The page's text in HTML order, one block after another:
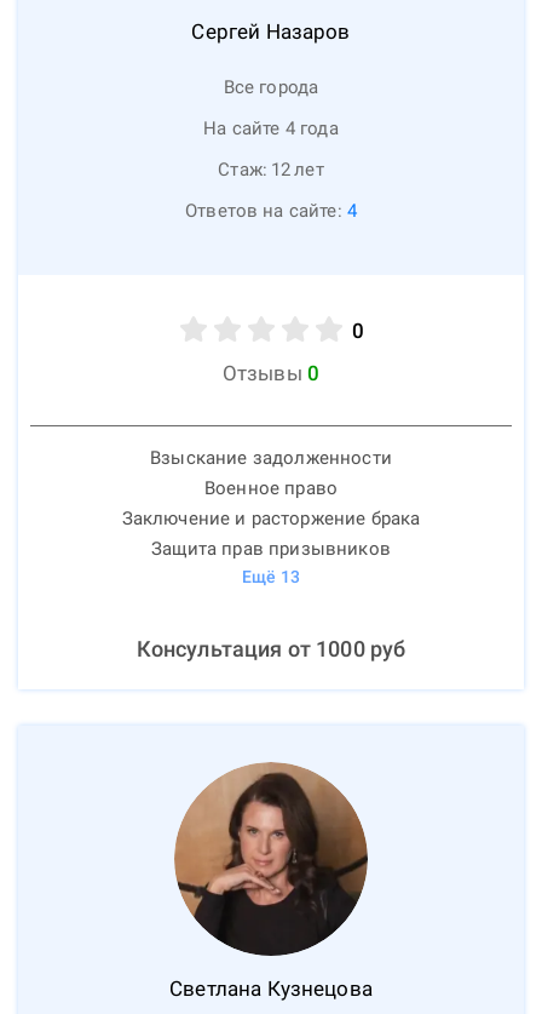
Сергей Назаров
Все города
На сайте 4 года
Стаж: 12лет
Ответов на сайте: 4
0
Отзывы 0
Взыскание задолженности
Военное право
Заключение и расторжение брака
Защита прав призывников
Ещё 13
Консультация от 1000руб
Светлана Кузнецова